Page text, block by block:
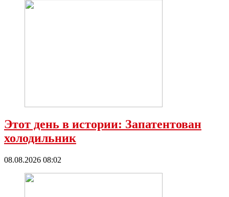
Этот день в истории: Запатентован
холодильник
08.08.2026 08:02